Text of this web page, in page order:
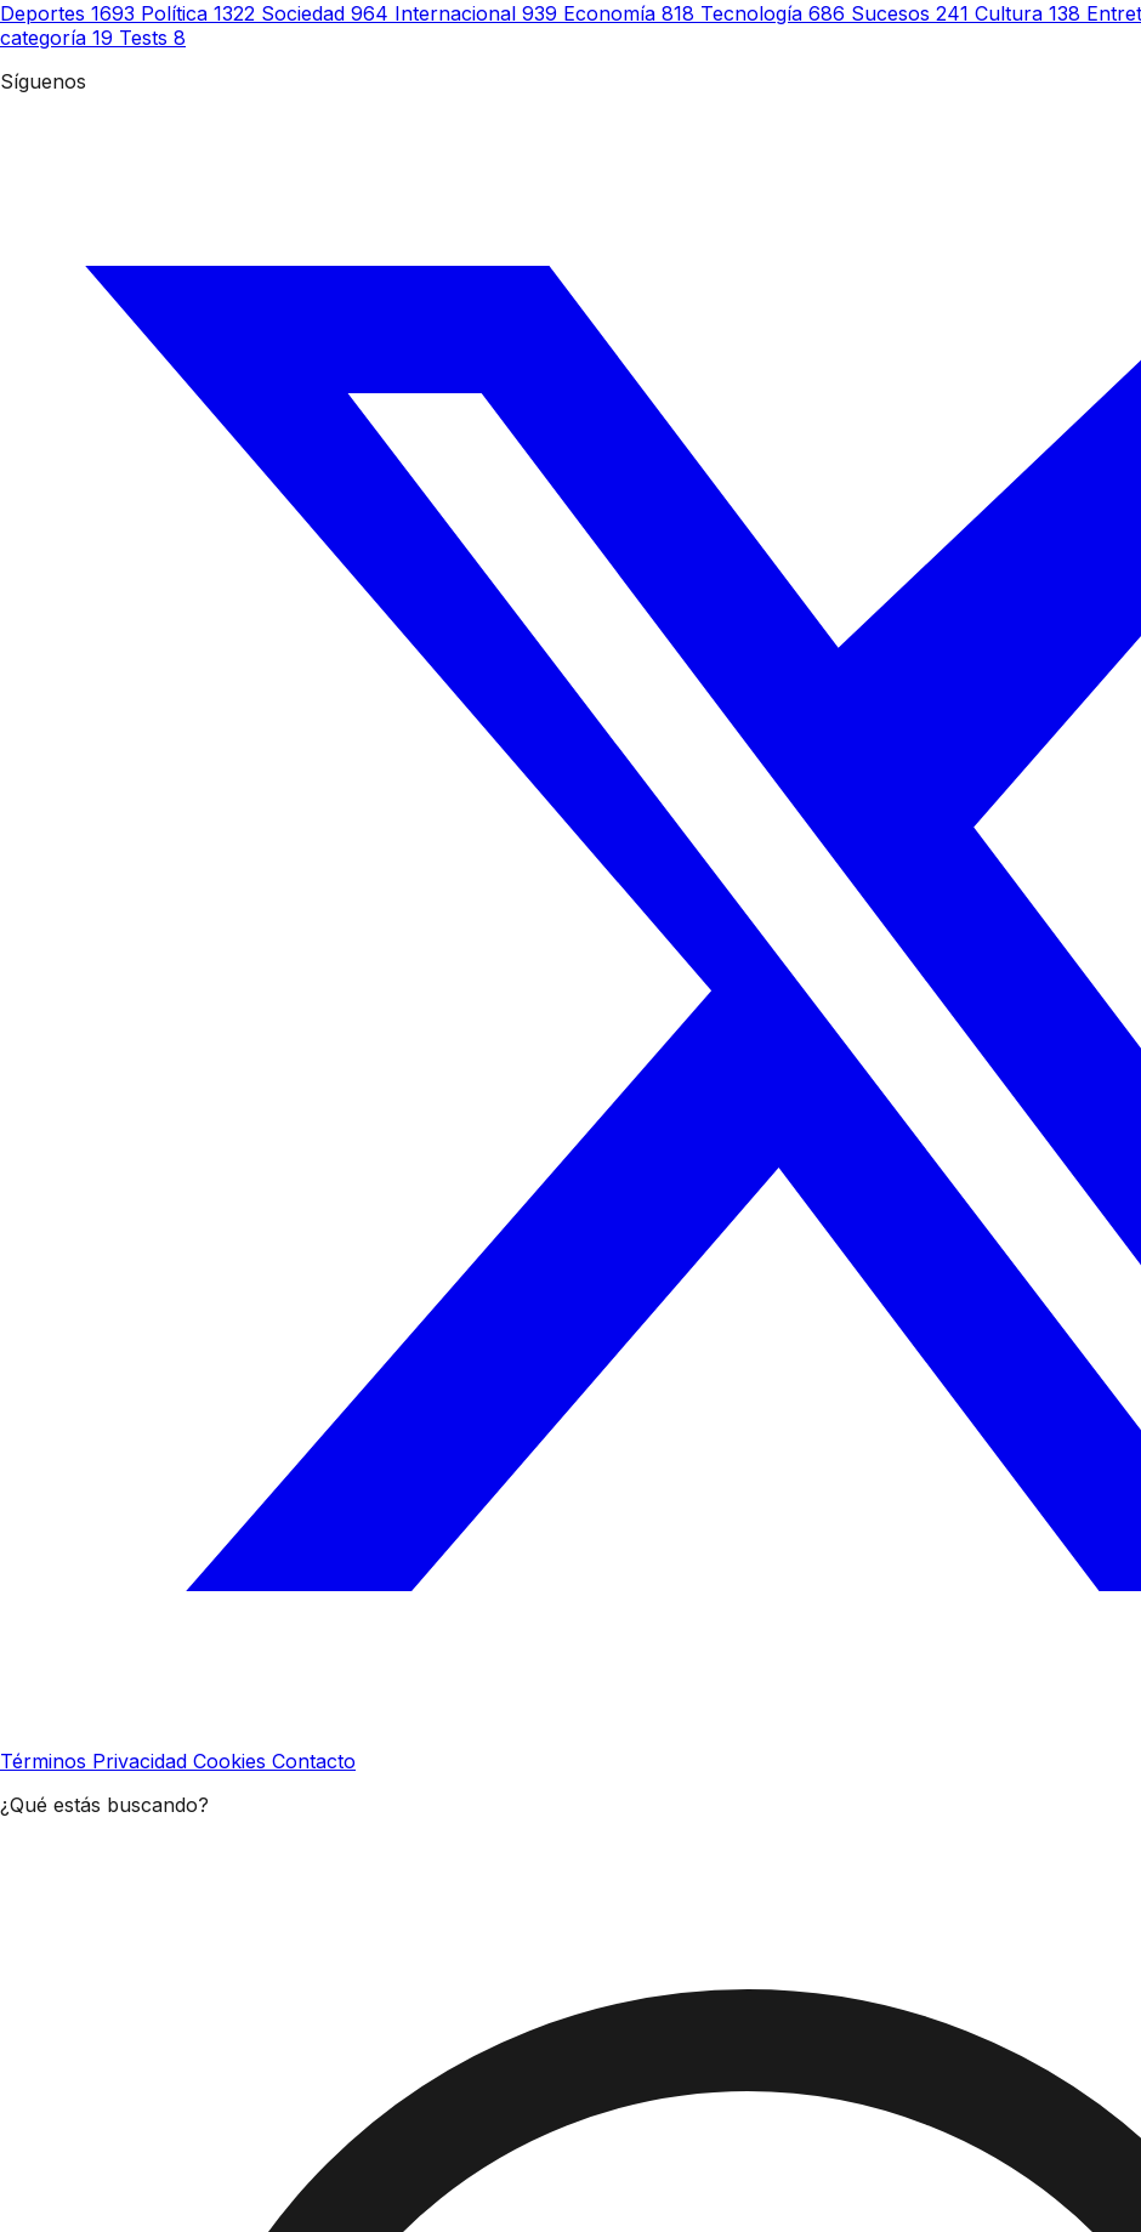
Deportes 1693 Política 1322 Sociedad 964 Internacional 939 Economía 818 Tecnología 686 Sucesos 241 Cultura 138
categoría 19 Tests 8
Síguenos
Términos Privacidad Cookies Contacto
¿Qué estás buscando?